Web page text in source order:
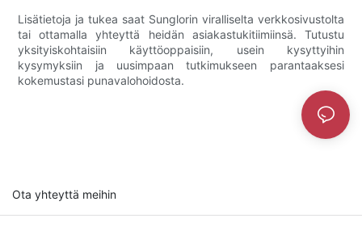
Lisätietoja ja tukea saat Sunglorin viralliselta verkkosivustolta
tai ottamalla yhteyttä heidän asiakastukitiimiinsä. Tutustu
yksityiskohtaisiin käyttöoppaisiin, usein kysyttyihin
kysymyksiin ja uusimpaan tutkimukseen parantaaksesi
kokemustasi punavalohoidosta.
Ota yhteyttä meihin